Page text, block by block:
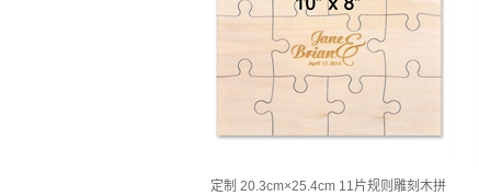
定制 20.3cm×25.4cm 11片规则雕刻木拼